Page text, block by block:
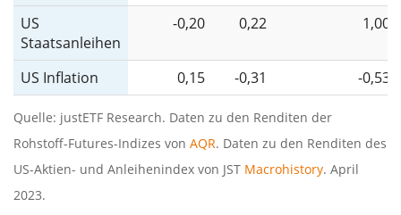
US
Staatsanleihen
-0,20 0,22 1,00
US Inflation 0,15 -0,31 -0,53
Quelle: justETF Research. Daten zu den Renditen der
Rohstoff-Futures-Indizes von AQR. Daten zu den Renditen des
US-Aktien- und Anleihenindex von JST Macrohistory. April
2023.